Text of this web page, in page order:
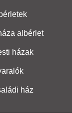
albérlet
házak
ház